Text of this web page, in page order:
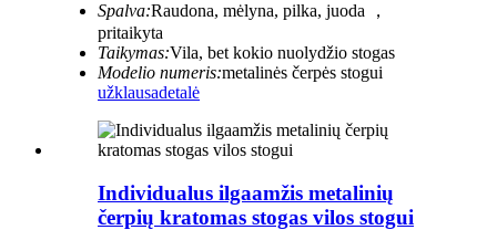
Spalva:Raudona, mėlyna, pilka, juoda ，
pritaikyta
Taikymas:Vila, bet kokio nuolydžio stogas
Modelio numeris:metalinės čerpės stogui
užklausadetalė
Individualus ilgaamžis metalinių
čerpių kratomas stogas vilos stogui